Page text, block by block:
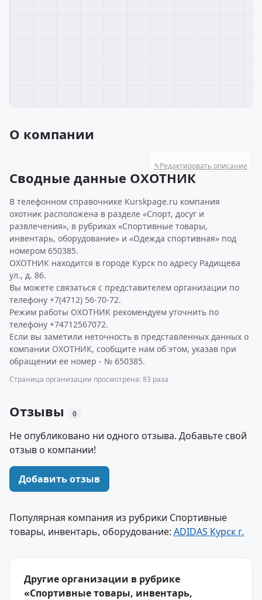
О компании
✎Редактировать описание
Сводные данные ОХОТНИК
В телефонном справочнике Kurskpage.ru компания
охотник расположена в разделе «Спорт, досуг и
развлечения», в рубриках «Спортивные товары,
инвентарь, оборудование» и «Одежда спортивная» под
номером 650385.
ОХОТНИК находится в городе Курск по адресу Радищева
ул., д. 86.
Вы можете связаться с представителем организации по
телефону +7(4712) 56-70-72.
Режим работы ОХОТНИК рекомендуем уточнить по
телефону +74712567072.
Если вы заметили неточность в представленных данных о
компании ОХОТНИК, сообщите нам об этом, указав при
обращении ее номер - № 650385.
Страница организации просмотрена: 83 раза
Отзывы 0
Не опубликовано ни одного отзыва. Добавьте свой
отзыв о компании!
Добавить отзыв
Популярная компания из рубрики Спортивные
товары, инвентарь, оборудование: ADIDAS Курск г.
Другие организации в рубрике
«Спортивные товары, инвентарь,